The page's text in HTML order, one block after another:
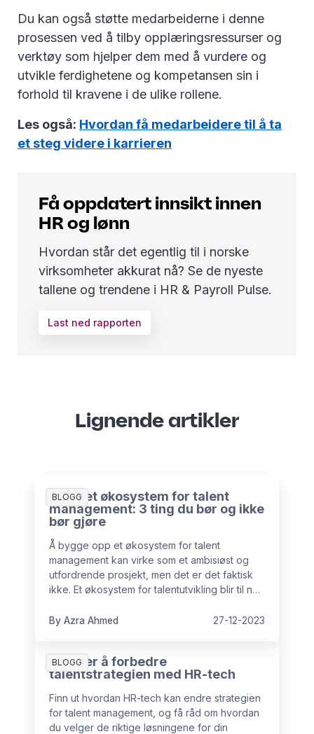
Du kan også støtte medarbeiderne i denne
prosessen ved å tilby opplæringsressurser og
verktøy som hjelper dem med å vurdere og
utvikle ferdighetene og kompetansen sin i
forhold til kravene i de ulike rollene.
Les også: Hvordan få medarbeidere til å ta
et steg videre i karrieren
Få oppdatert innsikt innen
HR og lønn
Hvordan står det egentlig til i norske
virksomheter akkurat nå? Se de nyeste
tallene og trendene i HR & Payroll Pulse.
Last ned rapporten
Lignende artikler
BLOGG
Bygg et økosystem for talent
management: 3 ting du bør og ikke
bør gjøre
Å bygge opp et økosystem for talent
management kan virke som et ambisiøst og
utfordrende prosjekt, men det er det faktisk
ikke. Et økosystem for talentutvikling blir til når
prosessene av talent management som en
et økosystem for talent.
By Azra Ahmed 27-12-2023
BLOGG
4 måter å forbedre
talentstrategien med HR-tech
Finn ut hvordan HR-tech kan endre strategien
for talent management, og få råd om hvordan
du velger de riktige løsningene for din